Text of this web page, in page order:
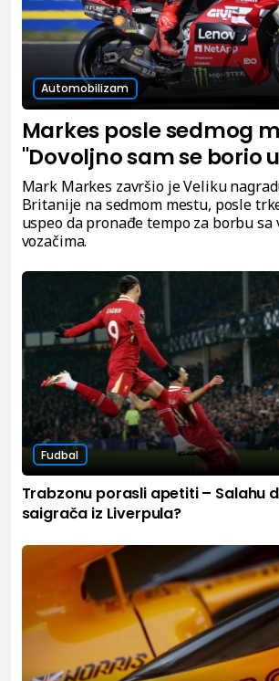
Automobilizam
Markes posle sedmog
"Dovoljno sam se borio
Mark Markes završio je Veliku
Britanije na sedmom mestu, posle
uspeo da pronađe tempo za borbu sa
vozačima.
Fudbal
Trabzonu porasli apetiti – Salahu
saigrača iz Liverpula?